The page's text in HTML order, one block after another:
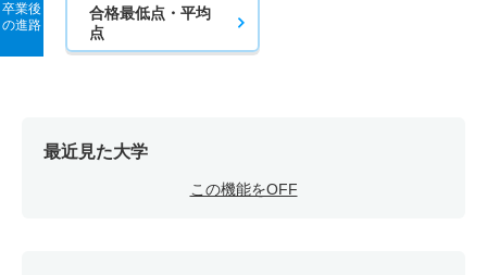
卒業後
の進路
合格最低点・平均
点
最近見た大学
この機能をOFF